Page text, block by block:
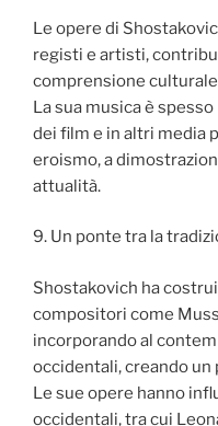
Le opere di
registi e artisti,
comprensione
La sua musica è
dei film e in altri media
eroismo, a
attualità.
9. Un ponte tra la
Shostakovich ha
compositori come
incorporando al
occidentali, creando
Le sue opere hanno
occidentali, tra cui